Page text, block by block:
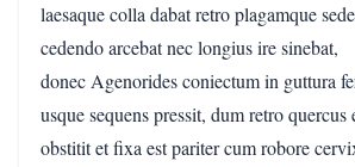
laesaque colla dabat retro plagamque
cedendo arcebat nec longius ire sinebat,
donec Agenorides coniectum in guttura
usque sequens pressit, dum retro quercus
obstitit et fixa est pariter cum robore